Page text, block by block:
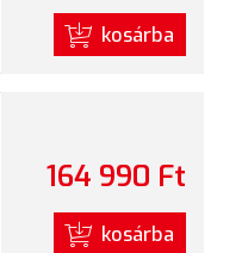
kosárba
164 990 Ft
kosárba